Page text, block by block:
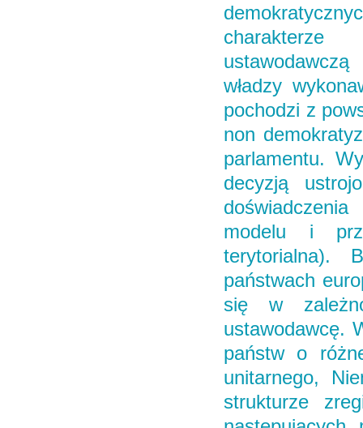
charakterze
władzy
pochodzi z
non
parlamentu.
decyzją
modelu i
terytorialna).
państwach
się w
ustawodawcę.
państw o
unitarnego,
strukturze